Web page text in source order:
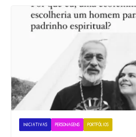
INICIATIVAS PERSONAGENS PORTFÓLIOS